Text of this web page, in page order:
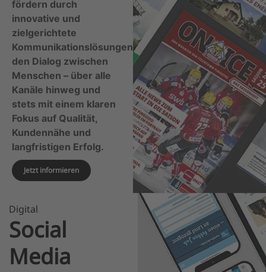
fördern durch
innovative und
zielgerichtete
Kommunikationslösungen
den Dialog zwischen
Menschen – über alle
Kanäle hinweg und
stets mit einem klaren
Fokus auf Qualität,
Kundennähe und
langfristigen Erfolg.
Jetzt informieren
Digital
Social
Media